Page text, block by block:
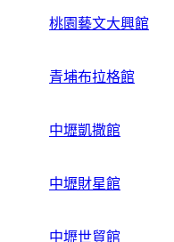
桃園藝文大興館
青埔布拉格館
中壢凱撒館
中壢財星館
中壢世貿館